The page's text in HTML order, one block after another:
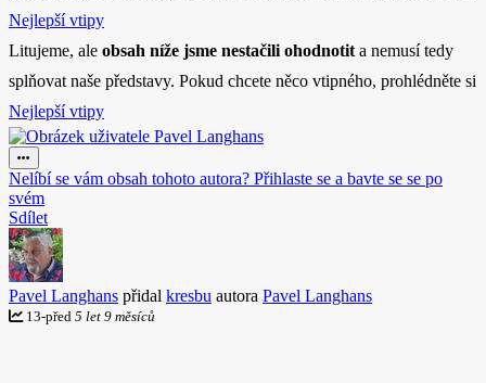
Nejlepší vtipy
Litujeme, ale obsah níže jsme nestačili ohodnotit a nemusí tedy
splňovat naše představy. Pokud chcete něco vtipného, prohlédněte si
Nejlepší vtipy
Nelíbí se vám obsah tohoto autora? Přihlaste se a bavte se se po
svém
Sdílet
Pavel Langhans přidal kresbu autora Pavel Langhans
13-před 5 let 9 měsíců